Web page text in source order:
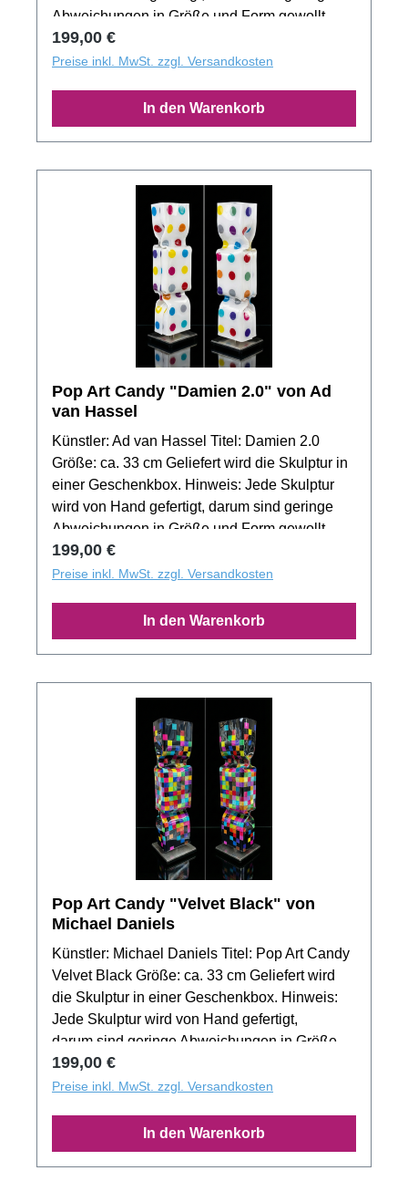
Abweichungen in Größe und Form gewollt.
Das Produktbild zeigt nur ein Muster der
Motivserie. Jedes Exemplar aus der
Unikatcharakter!
Regulärer Preis:
199,00 €
Preise inkl. MwSt. zzgl. Versandkosten
In den Warenkorb
Pop Art Candy "Damien 2.0" von Ad
van Hassel
Künstler: Ad van Hassel Titel: Damien 2.0
Größe: ca. 33 cm Geliefert wird die Skulptur in
einer Geschenkbox. Hinweis: Jede Skulptur
wird von Hand gefertigt, darum sind geringe
Abweichungen in Größe und Form gewollt.
Das Produktbild zeigt nur ein Muster der
Motivserie. Jedes Exemplar aus der
Unikatcharakter!
Regulärer Preis:
199,00 €
Preise inkl. MwSt. zzgl. Versandkosten
In den Warenkorb
Pop Art Candy "Velvet Black" von
Michael Daniels
Künstler: Michael Daniels Titel: Pop Art Candy
Velvet Black Größe: ca. 33 cm Geliefert wird
die Skulptur in einer Geschenkbox. Hinweis:
Jede Skulptur wird von Hand gefertigt,
darum sind geringe Abweichungen in Größe
und Form gewollt. Das Produktbild zeigt nur
ein Muster der Motivserie. Jedes Exemplar
Unikatcharakter!
Regulärer Preis:
199,00 €
Preise inkl. MwSt. zzgl. Versandkosten
In den Warenkorb